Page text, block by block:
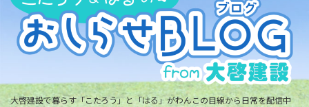
大啓建設で暮らす「こたろう」と「はる」がわんこの目線から日常を配信中